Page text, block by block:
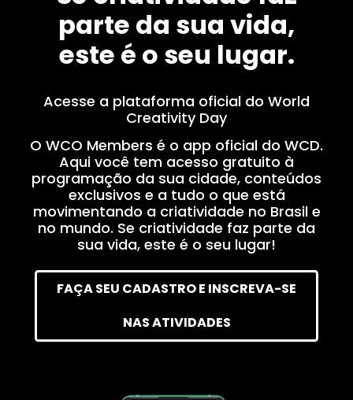
Se criatividade faz
parte da sua vida,
este é o seu lugar.
Acesse a plataforma oficial do World
Creativity Day
O WCO Members é o app oficial do
Aqui você tem acesso gratuito à
programação da sua cidade,
exclusivos e a tudo o que está
movimentando a criatividade no Brasil
no mundo. Se criatividade faz parte da
sua vida, este é o seu lugar!
FAÇA SEU CADASTRO E INSCREVA-SE